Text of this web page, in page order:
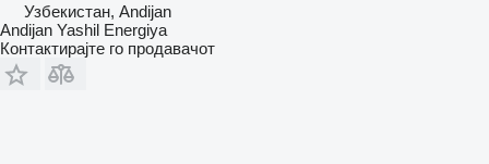
Узбекистан, Andijan
Andijan Yashil Energiya
Контактирајте го продавачот